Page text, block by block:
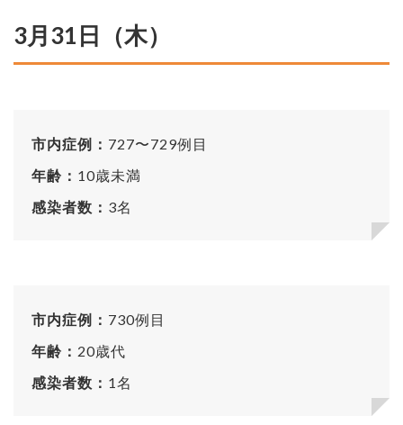
3月31日（木）
市内症例： 727〜729例目
年齢： 10歳未満
感染者数： 3名
市内症例： 730例目
年齢： 20歳代
感染者数： 1名